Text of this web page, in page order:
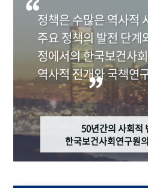
정책은 수많은 역사적
주요 정책의 발전 단
정에서의 한국보건사
역사적 전개와 국책연
50년간의 사회적
한국보건사회연구원